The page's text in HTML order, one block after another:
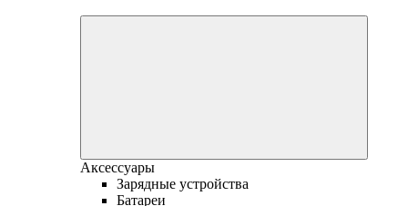
Аксессуары
Зарядные устройства
Батареи